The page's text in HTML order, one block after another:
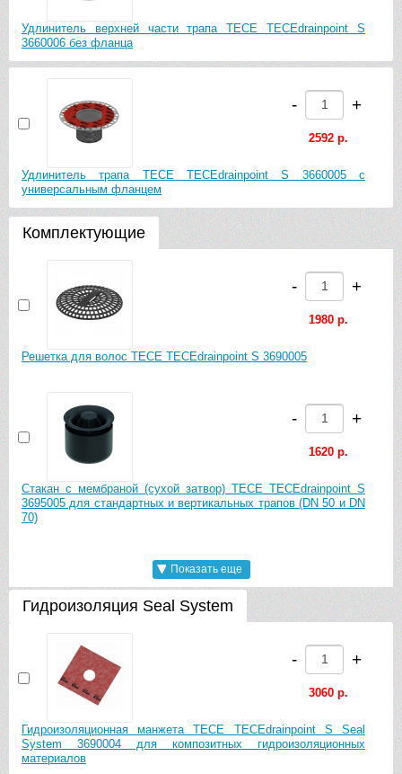
Декоративная решетка с монтажным элементом TECE
TECEdrainpoint S 150 3660003 в пластиковой рамке
- +
- +
Декоративная решетка с монтажным элементом TECE
TECEdrainpoint S 150 3660010 в стальной рамке, с
фиксаторами
10620 р.
Декоративная решетка с монтажным элементом TECE
TECEdrainpoint S 100 quadratum 3660007 в стальной рамке
- +
Декоративная решетка с монтажным элементом TECE
TECEdrainpoint S 150 quadratum 3660008 в стальной рамке
23940 р.
Удлинитель верхней части трапа TECE TECEdrainpoint S
3660006 без фланца
Удлинитель трапа TECE TECEdrainpoint S 3660005 с
универсальным фланцем
- +
2592 р.
Комплектующие
Решетка для волос TECE TECEdrainpoint S 3690005
- +
1980 р.
Стакан с мембраной (сухой затвор) TECE TECEdrainpoint S
3695005 для стандартных и вертикальных трапов (DN 50 и DN
70)
- +
1620 р.
Комплект опор для трапов TECE TECEdrainpoint S 3690007
3204 р.
Показать еще
Гидроизоляция Seal System
Гидроизоляционная манжета TECE TECEdrainpoint S Seal
System 3690004 для композитных гидроизоляционных
материалов
- +
3060 р.